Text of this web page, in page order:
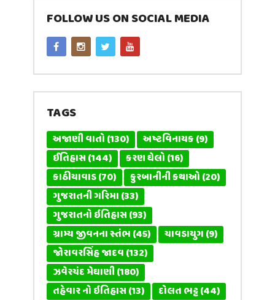
FOLLOW US ON SOCIAL MEDIA
TAGS
અજાણી વાતો(130) અષ્ટવિનાયક(9)
ઈતિહાસ(144) કરણ ઘેલો(16)
કાઠીયાવાડ(70) કુરબાનીની કથાઓ(20)
ગુજરાતની ગરિમા(33)
ગુજરાતનો ઇતિહાસ(93)
ગ્રામ્ય જીવનના સ્તંભ(45) ચાવડાયુગ(9)
જોરાવરસિંહ જાદવ(132)
ઝવેરચંદ મેઘાણી(180)
તહેવાર નો ઇતિહાસ(13) દોલત ભટ્ટ(44)